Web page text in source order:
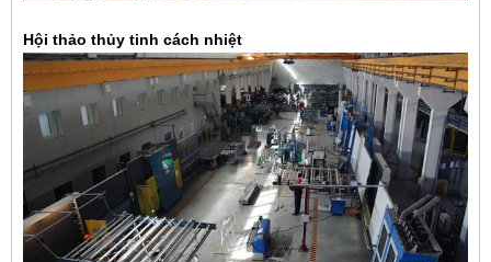
Hội thảo thủy tinh cách nhiệt